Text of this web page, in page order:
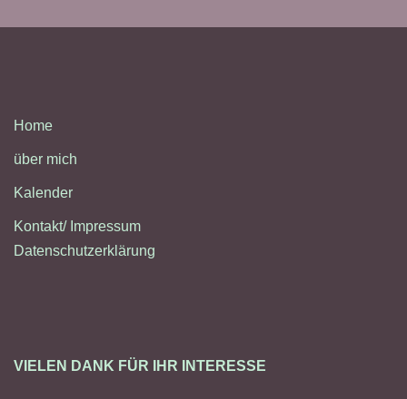
Home
über mich
Kalender
Kontakt/ Impressum
Datenschutzerklärung
VIELEN DANK FÜR IHR INTERESSE